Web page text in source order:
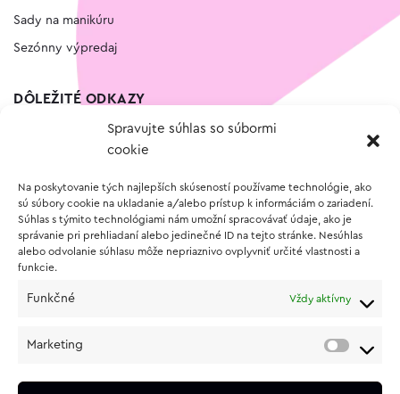
Spravujte súhlas so súbormi
cookie
Na poskytovanie tých najlepších skúseností používame technológie, ako
sú súbory cookie na ukladanie a/alebo prístup k informáciám o zariadení.
Súhlas s týmito technológiami nám umožní spracovávať údaje, ako je
správanie pri prehliadaní alebo jedinečné ID na tejto stránke. Nesúhlas
alebo odvolanie súhlasu môže nepriaznivo ovplyvniť určité vlastnosti a
funkcie.
Funkčné Vždy aktívny
Marketing
Sady na manikúru
Sezónny výpredaj
DÔLEŽITÉ ODKAZY
Vernostný program
O NÁKUPE
Vrátenie a reklamácia tovaru